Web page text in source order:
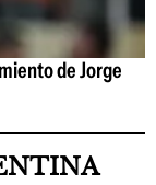
de Jorge